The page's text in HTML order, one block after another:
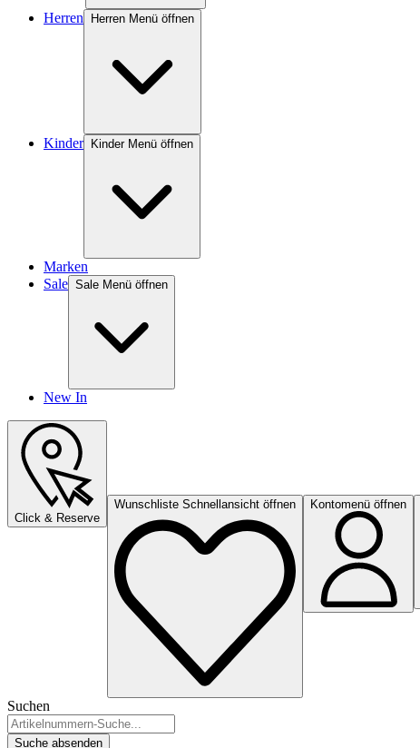
Herren Herren Menü öffnen
Kinder Kinder Menü öffnen
Marken
Sale Sale Menü öffnen
New In
Click & Reserve
Wunschliste Schnellansicht öffnen Kontomenü öffnen
Suchen
Suche absenden